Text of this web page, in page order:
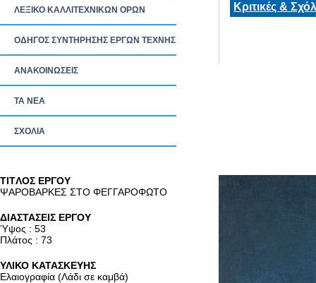
ΛΕΞΙΚΟ ΚΑΛΛΙΤΕΧΝΙΚΩΝ ΟΡΩΝ
ΟΔΗΓΟΣ ΣΥΝΤΗΡΗΣΗΣ ΕΡΓΩΝ ΤΕΧΝΗΣ
ΑΝΑΚΟΙΝΩΣΕΙΣ
ΤΑ ΝEΑ
ΣΧΟΛΙΑ
Κριτικές &
TITΛΟΣ ΕΡΓΟΥ
ΨΑΡΟΒΑΡΚΕΣ ΣΤΟ ΦΕΓΓΑΡΟΦΩΤΟ
ΔΙΑΣΤΑΣΕΙΣ ΕΡΓΟΥ
Ύψος : 53
Πλάτος : 73
ΥΛΙΚΟ ΚΑΤΑΣΚΕΥΗΣ
Ελαιογραφία (Λάδι σε καμβά)